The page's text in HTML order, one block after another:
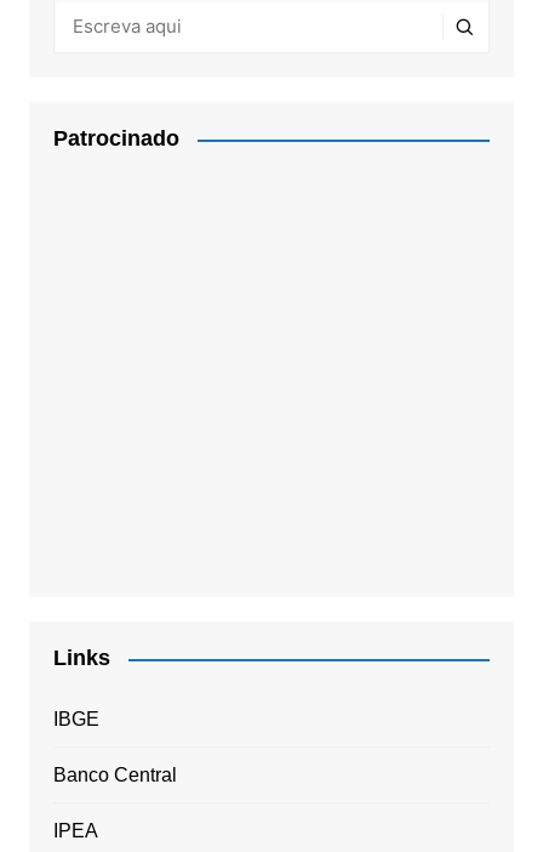
Patrocinado
Links
IBGE
Banco Central
IPEA